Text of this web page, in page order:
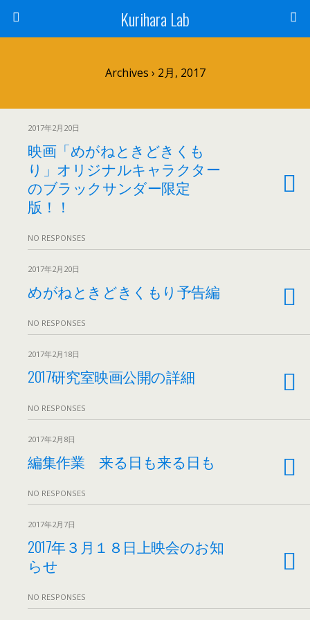
Kurihara Lab
Archives › 2月, 2017
2017年2月20日
映画「めがねときどきくも
り」オリジナルキャラクター
のブラックサンダー限定
版！！
NO RESPONSES
2017年2月20日
めがねときどきくもり予告編
NO RESPONSES
2017年2月18日
2017研究室映画公開の詳細
NO RESPONSES
2017年2月8日
編集作業 来る日も来る日も
NO RESPONSES
2017年2月7日
2017年３月１８日上映会のお知
らせ
NO RESPONSES